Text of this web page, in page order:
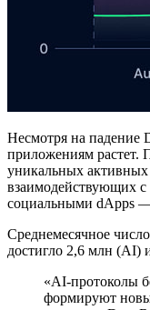
Несмотря на падение
приложениям растет.
уникальных
взаимодействующих
социальными dApps —
Среднемесячное
достигло 2,6 млн (AI)
«AI-протоколы
формируют